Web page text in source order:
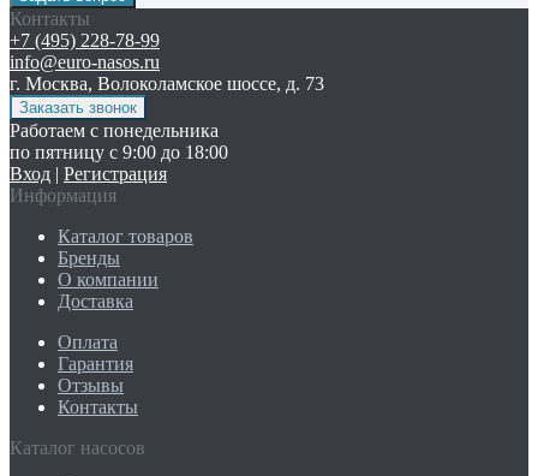
Контакты
+7 (495) 228-78-99
info@euro-nasos.ru
г. Москва, Волоколамское шоссе, д. 73
Работаем с понедельника
по пятницу с 9:00 до 18:00
Вход | Регистрация
Информация
Каталог товаров
Бренды
О компании
Доставка
Оплата
Гарантия
Отзывы
Контакты
Каталог насосов